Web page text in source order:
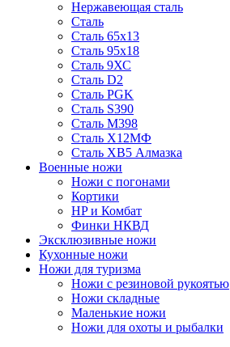
Нержавеющая сталь
Сталь
Сталь 65х13
Сталь 95х18
Сталь 9ХС
Сталь D2
Сталь PGK
Сталь S390
Сталь M398
Сталь Х12МФ
Сталь ХВ5 Алмазка
Военные ножи
Ножи с погонами
Кортики
HP и Комбат
Финки НКВД
Эксклюзивные ножи
Кухонные ножи
Ножи для туризма
Ножи с резиновой рукоятью
Ножи складные
Маленькие ножи
Ножи для охоты и рыбалки